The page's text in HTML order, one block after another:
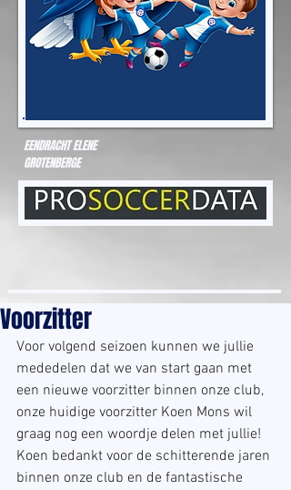
EENDRACHT ELENE
GROTENBERGE
Voorzitter
Voor volgend seizoen kunnen we jullie
mededelen dat we van start gaan met
een nieuwe voorzitter binnen onze club,
onze huidige voorzitter Koen Mons wil
graag nog een woordje delen met jullie!
Koen bedankt voor de schitterende jaren
binnen onze club en de fantastische